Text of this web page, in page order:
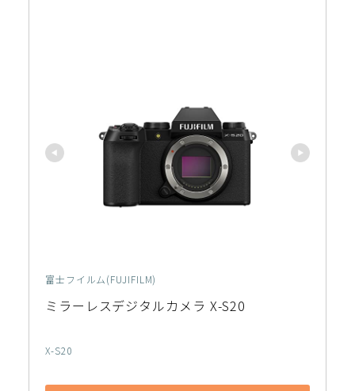
富士フイルム(FUJIFILM)
ミラーレスデジタルカメラ X-S20
X-S20